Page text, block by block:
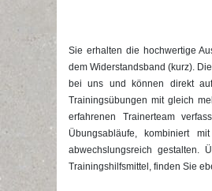
Sie erhalten die hochwertige
dem Widerstandsband (kurz).
bei uns und können direkt
Trainingsübungen mit gleich
erfahrenen Trainerteam
Übungsabläufe, kombiniert
abwechslungsreich gestalten.
Trainingshilfsmittel, finden Sie